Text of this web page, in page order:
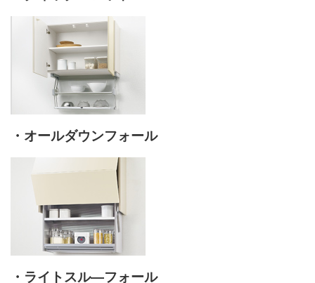
・オールダウンフォール
・ライトスル―フォール